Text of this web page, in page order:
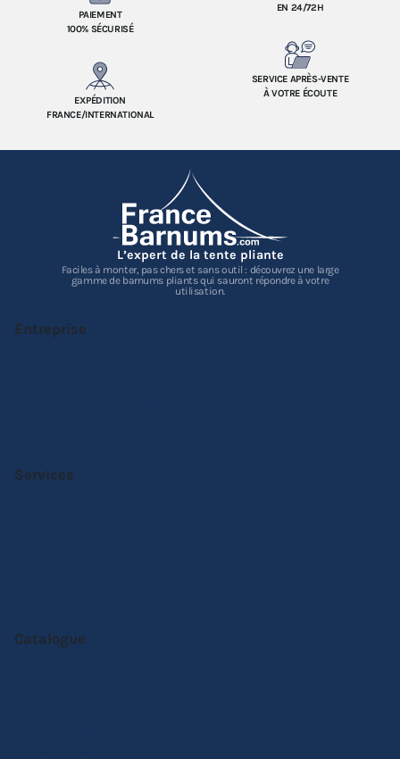
PAIEMENT
100% SÉCURISÉ
EN 24/72H
EXPÉDITION
FRANCE/INTERNATIONAL
SERVICE APRÈS-VENTE
À VOTRE ÉCOUTE
L’expert de la tente pliante
Faciles à monter, pas chers et sans outil : découvrez une large
gamme de barnums pliants qui sauront répondre à votre
utilisation.
Entreprise
Services
Catalogue